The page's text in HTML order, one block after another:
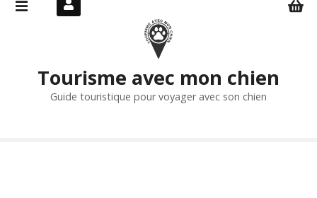
Tourisme avec mon chien
Guide touristique pour voyager avec son chien